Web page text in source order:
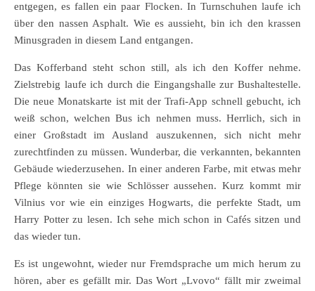
entgegen, es fallen ein paar Flocken. In Turnschuhen laufe ich
über den nassen Asphalt. Wie es aussieht, bin ich den krassen
Minusgraden in diesem Land entgangen.
Das Kofferband steht schon still, als ich den Koffer nehme.
Zielstrebig laufe ich durch die Eingangshalle zur Bushaltestelle.
Die neue Monatskarte ist mit der Trafi-App schnell gebucht, ich
weiß schon, welchen Bus ich nehmen muss. Herrlich, sich in
einer Großstadt im Ausland auszukennen, sich nicht mehr
zurechtfinden zu müssen. Wunderbar, die verkannten, bekannten
Gebäude wiederzusehen. In einer anderen Farbe, mit etwas mehr
Pflege könnten sie wie Schlösser aussehen. Kurz kommt mir
Vilnius vor wie ein einziges Hogwarts, die perfekte Stadt, um
Harry Potter zu lesen. Ich sehe mich schon in Cafés sitzen und
das wieder tun.
Es ist ungewohnt, wieder nur Fremdsprache um mich herum zu
hören, aber es gefällt mir. Das Wort „Lvovo“ fällt mir zweimal